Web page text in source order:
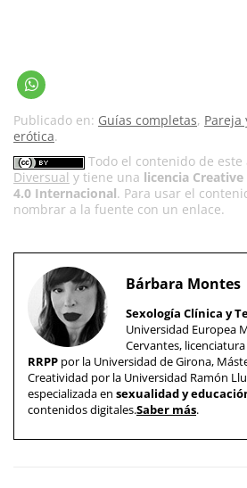
Publicado en: Guías completas, Pareja
erótica.
Todo el contenido de
Diversual y tiene una licencia
4.0 Internacional. Para usar el
nombrar a la fuente con un enlace.
Bárbara Montes
Sexología Clínica y
Universidad Europea
Cervantes, licenciatura
RRPP por la Universidad de Girona,
Creatividad por la Universidad Ramón
especializada en sexualidad y
contenidos digitales.Saber más.